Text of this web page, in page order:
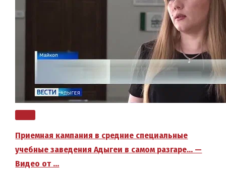
Приемная кампания в средние специальные
учебные заведения Адыгеи в самом разгаре… —
Видео от …